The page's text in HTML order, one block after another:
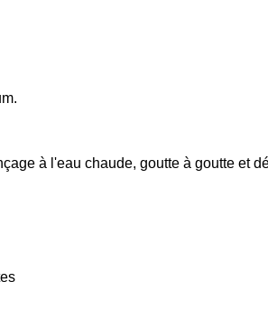
à l'eau chaude, goutte à goutte et